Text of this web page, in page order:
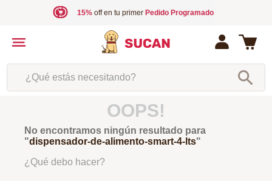
15%off en tu primer Pedido Programado
¿Qué estás necesitando?
OOPS!
No encontramos ningún resultado para
"dispensador-de-alimento-smart-4-lts"
¿Qué debo hacer?